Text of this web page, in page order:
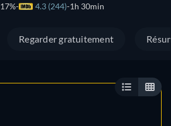
17% 4.3 (244) 1h 30min
Regarder gratuitement